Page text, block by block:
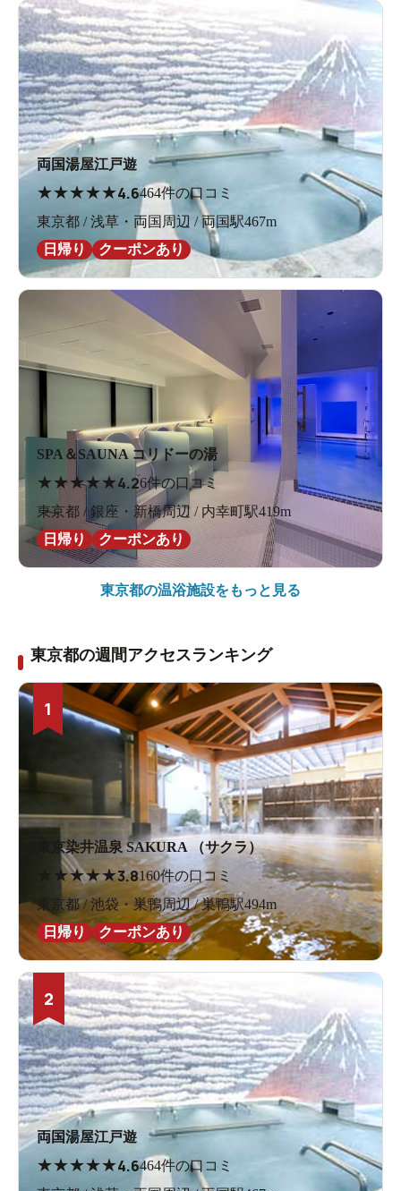
両国湯屋江戸遊
★★★★★4.6464件の口コミ
東京都 / 浅草・両国周辺 / 両国駅467m
日帰り
クーポンあり
SPA＆SAUNA コリドーの湯
★ ★★★★4.26件の口コミ
東京都 / 銀座・新橋周辺 / 内幸町駅419m
日帰り
クーポンあり
東京都の温浴施設をもっと見る
東京都の週間アクセスランキング
1
東京染井温泉 SAKURA （サクラ）
★★★★3.8160件の口コミ
東京都 / 池袋・巣鴨周辺 / 巣鴨駅494m
日帰り
クーポンあり
2
両国湯屋江戸遊
★★★★★4.6464件の口コミ